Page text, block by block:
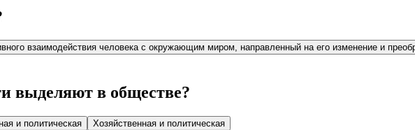
взаимодействия человека с окружающим миром, направленный на его изменение и
выделяют в обществе?
и политическая
Хозяйственная и политическая